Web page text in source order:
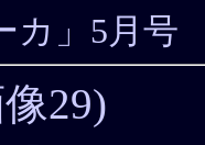
カ」5月号
29)